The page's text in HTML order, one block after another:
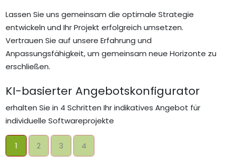
Lassen Sie uns gemeinsam die optimale Strategie
entwickeln und Ihr Projekt erfolgreich umsetzen.
Vertrauen Sie auf unsere Erfahrung und
Anpassungsfähigkeit, um gemeinsam neue Horizonte zu
erschließen.
KI-basierter Angebotskonfigurator
erhalten Sie in 4 Schritten Ihr indikatives Angebot für
individuelle Softwareprojekte
1 2 3 4